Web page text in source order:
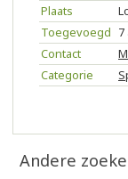
Plaats
Toegevoegd
Contact
Categorie
Andere